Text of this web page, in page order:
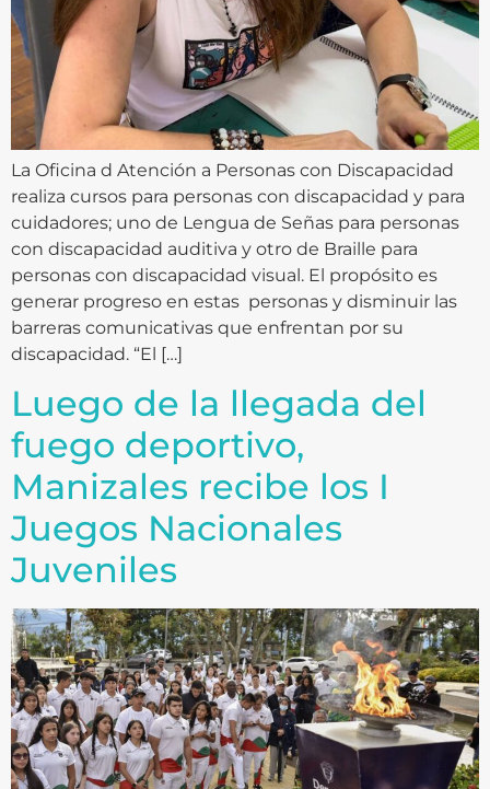
La Oficina d Atención a Personas con Discapacidad
realiza cursos para personas con discapacidad y para
cuidadores; uno de Lengua de Señas para personas
con discapacidad auditiva y otro de Braille para
personas con discapacidad visual. El propósito es
generar progreso en estas personas y disminuir las
barreras comunicativas que enfrentan por su
discapacidad. “El […]
Luego de la llegada del
fuego deportivo,
Manizales recibe los I
Juegos Nacionales
Juveniles